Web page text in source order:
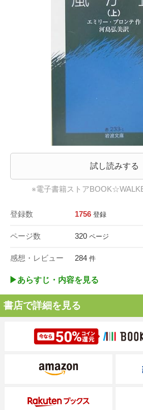
試し読みする
※電子書籍ストア
登録数 1756 登録
ページ数 320 ページ
感想・レビュー 284 件
▶︎あらすじ・内容を見る
書店で詳細を見る